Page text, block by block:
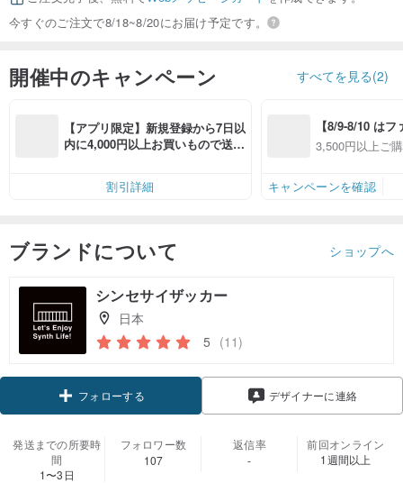
今すぐのご注文で8/18~8/20にお届け予定です。
開催中のキャンペーン すべてを見る(2)
【アプリ限定】新規登録から7日以
内に4,000円以上お買いもので送料
割引詳細
【8/9-8/10 は
員感謝デー】ア
3,500円以上ご
キャンペーンを確認
ブランドについて ショップへ
シンセサイザッカー
日本
5 (11)
フォローする デザイナーに連絡
発送までの所要時
間
1〜3日
フォロワー数
107
返信率
-
前回オンライン
1週間以上